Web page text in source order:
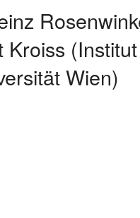
Kroiss
Wien)